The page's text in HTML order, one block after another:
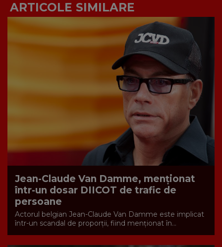
ARTICOLE SIMILARE
Jean-Claude Van Damme, menționat
într-un dosar DIICOT de trafic de
persoane
Actorul belgian Jean-Claude Van Damme este implicat
într-un scandal de proporții, fiind menționat în...